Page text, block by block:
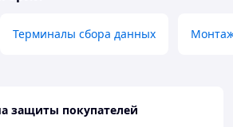
Терминалы сбора данных
защиты покупателей